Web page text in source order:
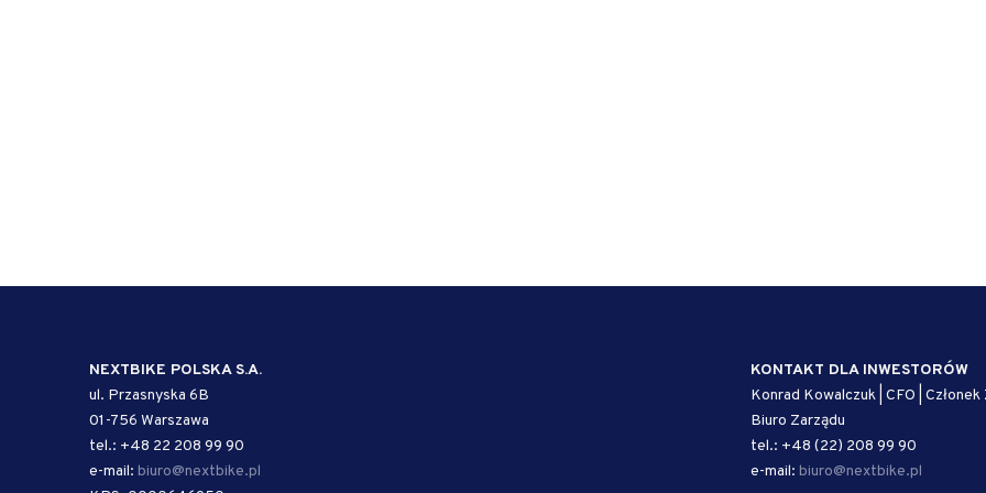
NEXTBIKE POLSKA S.A.
ul. Przasnyska 6B
01-756 Warszawa
tel.: +48 22 208 99 90
e-mail: biuro@nextbike.pl
KONTAKT DLA INWESTORÓW
Konrad Kowalczuk | CFO | Członek
Biuro Zarządu
tel.: +48 (22) 208 99 90
e-mail: biuro@nextbike.pl